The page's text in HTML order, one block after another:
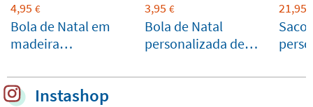
4,95 €
Bola de Natal em
madeira
silhueta
3,95 €
Bola de Natal
personalizada de
21,95
Saco
Instashop